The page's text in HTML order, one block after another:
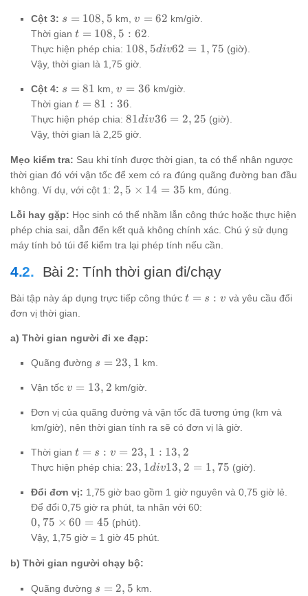
2,25
Cột 3: s =
108,5
s = 108, 5 km,v
=
62
v = 62 km/giờ.
Thời gian t =
108,5
: 62
t = 108, 5 : 62
Thực hiện phép chia: 108,5
div
1,75
108, 5div62 = 1, 75 (giờ).
Vậy, thời gian là 1,75 giờ.
Cột 4: s
=
81
s = 81 km,v
=
36
v = 36 km/giờ.
Thời gian t
=
81
:
36
t = 81 : 36
Thực hiện phép chia: 81
div
=
2,25
81div36 = 2, 25 (giờ).
Vậy, thời gian là 2,25 giờ.
Mẹo kiểm tra: Sau khi tính được thời gian, ta có thể nhân ngược
thời gian đó với vận tốc để xem có ra đúng quãng đường ban đầu
không. Ví dụ, với cột 1: 2,5
14 =
35
2, 5 × 14 = 35 km, đúng.
Lỗi hay gặp: Học sinh có thể nhầm lẫn công thức hoặc thực hiện
phép chia sai, dẫn đến kết quả không chính xác. Chú ý sử dụng
máy tính bỏ túi để kiểm tra lại phép tính nếu cần.
Bài 2: Tính thời gian đi/chạy
Bài tập này áp dụng trực tiếp công thức t
t = s : v và yêu cầu đổi
đơn vị thời gian.
a) Thời gian người đi xe đạp:
Quãng đường s =
s = 23, 1 km.
Vận tốc v =
v = 13, 2 km/giờ.
Đơn vị của quãng đường và vận tốc đã tương ứng (km và
km/giờ), nên thời gian tính ra sẽ có đơn vị là giờ.
Thời gian t =
s : v
23,1
:
13,2
t = s : v = 23, 1 : 13, 2
Thực hiện phép chia: 23,1
13,2
=
1,75
23, 1div13, 2 = 1, 75 (giờ).
Đổi đơn vị: 1,75 giờ bao gồm 1 giờ nguyên và 0,75 giờ lẻ.
Để đổi 0,75 giờ ra phút, ta nhân với 60:
0,75
\times
45
0, 75 × 60 = 45 (phút).
Vậy, 1,75 giờ = 1 giờ 45 phút.
b) Thời gian người chạy bộ:
Quãng đường s
s = 2, 5 km.